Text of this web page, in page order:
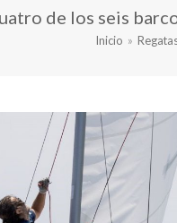
de los seis
Inicio »